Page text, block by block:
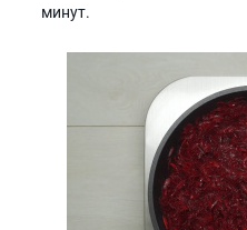
минут.